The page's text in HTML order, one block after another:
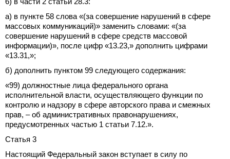
а) в пункте 58 слова «(за совершение нарушений в сфере
массовых коммуникаций)» заменить словами: «(за
совершение нарушений в сфере средств массовой
информации)», после цифр «13.23,» дополнить цифрами
«13.31,»;
б) дополнить пунктом 99 следующего содержания:
«99) должностные лица федерального органа
исполнительной власти, осуществляющего функции по
контролю и надзору в сфере авторского права и смежных
прав, – об административных правонарушениях,
предусмотренных частью 1 статьи 7.12.».
Статья 3
Настоящий Федеральный закон вступает в силу по